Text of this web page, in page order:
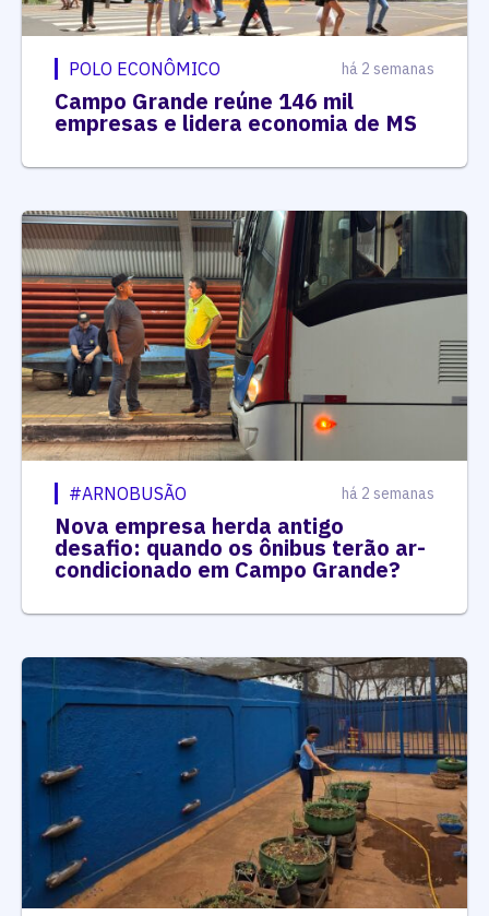
POLO ECONÔMICO há 2 semanas
Campo Grande reúne 146 mil
empresas e lidera economia de MS
#ARNOBUSÃO há 2 semanas
Nova empresa herda antigo
desafio: quando os ônibus terão ar-
condicionado em Campo Grande?